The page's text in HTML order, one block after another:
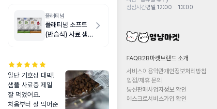
플래티넘
플래티넘 소프트
(반습식) 사료 샘
일단 기호성 대박!
샘플 사료중 제일
잘 먹었어요.
처음부터 잘 먹어준
점심시간평일 12:00 - 13:00
FAQB2B마켓 브랜드 소개
서비스이용약관개인정보처리방침
입점/제휴 문의
통신판매사업자정보 확인
에스크로서비스가입 확인